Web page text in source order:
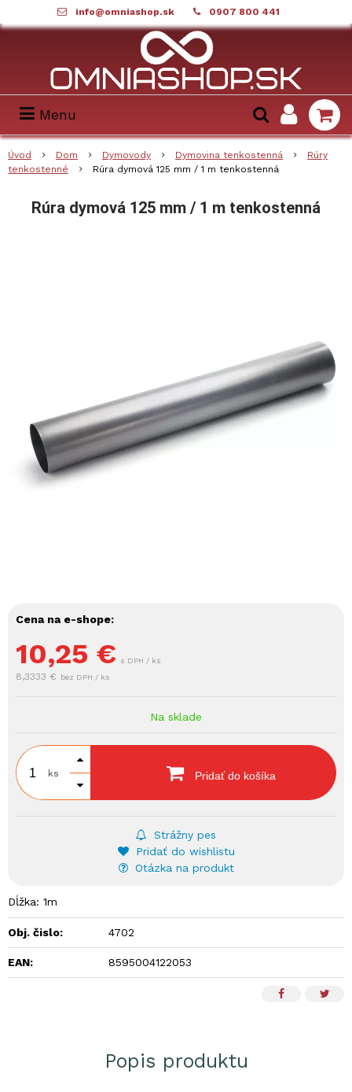
info@omniashop.sk 0907 800 441
Menu
Úvod Dom Dymovody Dymovina tenkostenná
Rúry
tenkostenné
Rúra dymová 125 mm / 1 m tenkostenná
Rúra dymová 125 mm / 1 m tenkostenná
Cena na e-shope:
10,25 € s DPH / ks
8,3333 € bez DPH / ks
Na sklade
ks Pridať do košíka
Strážny pes
Pridať do wishlistu
Otázka na produkt
Dĺžka: 1m
Obj. čislo: 4702
EAN: 8595004122053
Popis produktu